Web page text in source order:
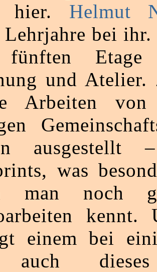
hier. Helmut
Lehrjahre bei
Etage
und
Arbeiten
ausgestellt
was
man noch
kennt.
einem bei
dieses